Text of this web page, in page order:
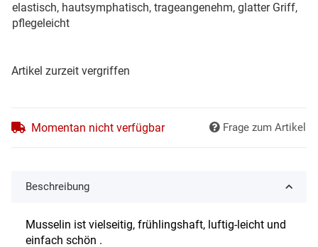
elastisch, hautsymphatisch, trageangenehm, glatter Griff,
pflegeleicht
Artikel zurzeit vergriffen
Momentan nicht verfügbar Frage zum Artikel
Beschreibung
Musselin ist vielseitig, frühlingshaft, luftig-leicht und
einfach schön .